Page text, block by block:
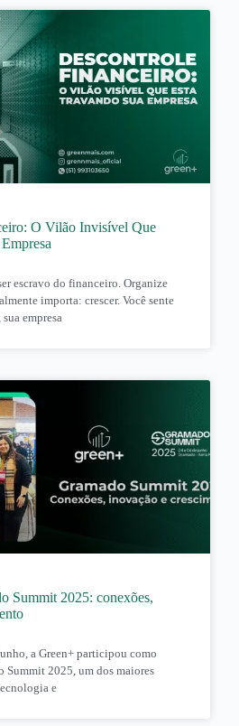
O Vilão Invisível Que
escravo do financeiro. Organize
importa: crescer. Você sente
empresa
Summit 2025: conexões,
a Green+ participou como
Summit 2025, um dos maiores
e